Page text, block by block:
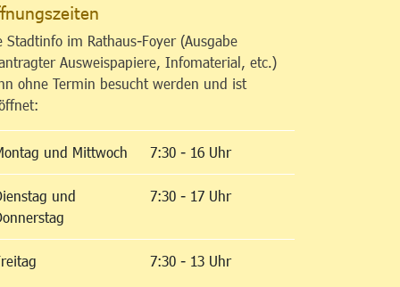
Stadtinfo im Rathaus-Foyer (Ausgabe
Ausweispapiere, Infomaterial, etc.)
ohne Termin besucht werden und ist
und Mittwoch 7:30 - 16 Uhr
und
7:30 - 17 Uhr
7:30 - 13 Uhr